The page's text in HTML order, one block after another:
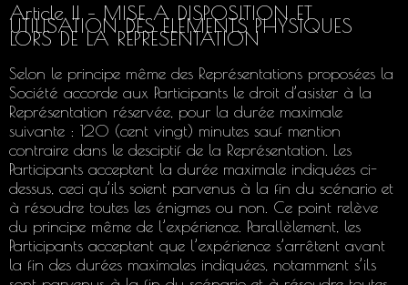
Article II – MISE A DISPOSITION ET
UTILISATION DES ELEMENTS PHYSIQUES
LORS DE LA REPRESENTATION
Selon le principe même des Représentations proposées la
Société accorde aux Participants le droit d’asister à la
Représentation réservée, pour la durée maximale
suivante : 120 (cent vingt) minutes sauf mention
contraire dans le desciptif de la Représentation. Les
Participants acceptent la durée maximale indiquées ci-
dessus, ceci qu’ils soient parvenus à la fin du scénario et
à résoudre toutes les énigmes ou non. Ce point relève
du principe même de l’expérience. Parallèlement, les
Participants acceptent que l’expérience s’arrêtent avant
la fin des durées maximales indiquées, notamment s’ils